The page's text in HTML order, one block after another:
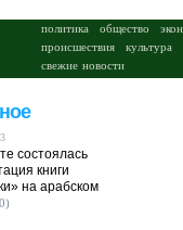
политика общество
происшествия
культура
свежие новости
состоялась
книги
на арабском